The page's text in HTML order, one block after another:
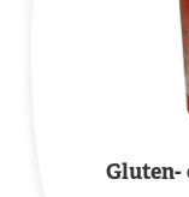
Gluten-